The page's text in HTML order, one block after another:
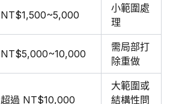
NT$1,500~5,000
小範圍處
理
NT$5,000~10,000
需局部打
除重做
超過 NT$10,000
大範圍或
結構性問